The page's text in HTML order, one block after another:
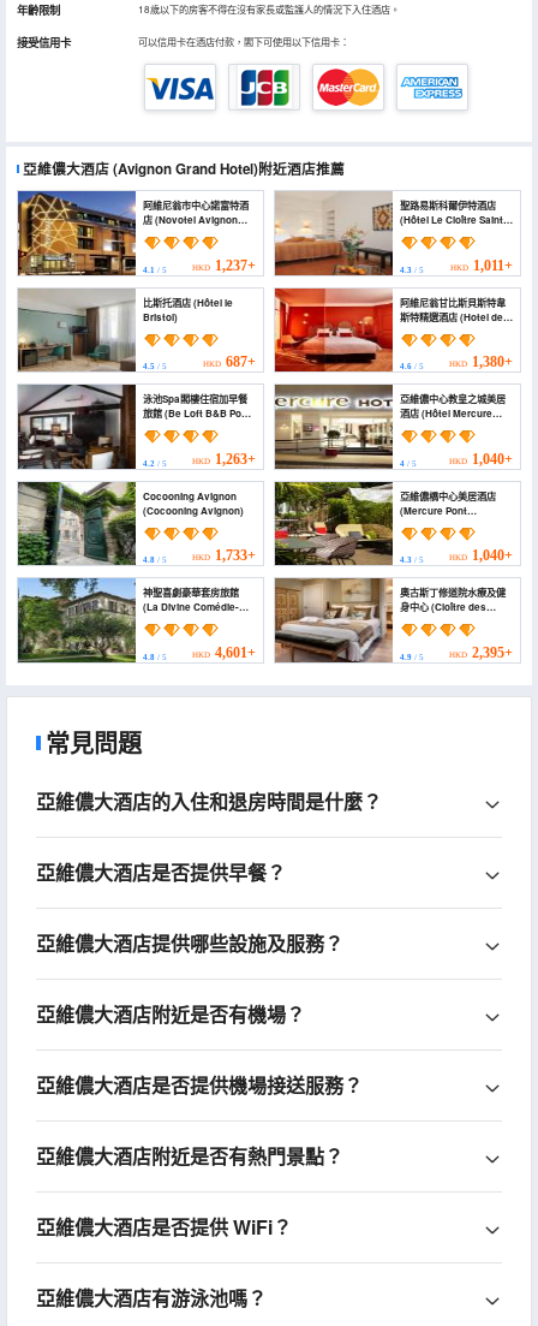
年齡限制 18歲以下的房客不得在沒有家長或監護人的情況下入住酒店。
接受信用卡 可以信用卡在酒店付款，閣下可使用以下信用卡：
亞維儂大酒店(Avignon Grand Hotel)附近酒店推薦
阿維尼翁市中心諾富特酒
店 (Novotel Avignon
Centre)
4.1 / 5 HKD 1,237+
聖路易斯科爾伊特酒店
(Hôtel Le Cloître Saint
Louis)
4.3/ 5 HKD 1,011+
比斯托酒店 (Hôtel le
Bristol)
4.5 / 5 HKD 687+
阿維尼翁甘比斯貝斯特韋
斯特精選酒店 (Hotel de
Cambis, BW Premier
Collection)
4.6/ 5 HKD 1,380+
泳池Spa閣樓住宿加早餐
旅館 (Be Loft B&B Pool
& Spa)
4.2 / 5 HKD 1,263+
亞維儂中心教皇之城美居
酒店 (Hôtel Mercure
Avignon Centre Palais
des Papes)
4/ 5 HKD 1,040+
Cocooning Avignon
(Cocooning Avignon)
4.8 / 5 HKD 1,733+
亞維儂橋中心美居酒店
(Mercure Pont
d'Avignon Centre
Hotel)
4.3/ 5 HKD 1,040+
神聖喜劇豪華套房旅館
(La Divine Comédie-
Suites Deluxe)
4.8 / 5 HKD 4,601+
奧古斯丁修道院水療及健
身中心 (Cloître des
Augustins Spa &
Fitness)
4.9/ 5 HKD 2,395+
常見問題
亞維儂大酒店的入住和退房時間是什麼？
亞維儂大酒店是否提供早餐？
亞維儂大酒店提供哪些設施及服務？
亞維儂大酒店附近是否有機場？
亞維儂大酒店是否提供機場接送服務？
亞維儂大酒店附近是否有熱門景點？
亞維儂大酒店是否提供 WiFi？
亞維儂大酒店有游泳池嗎？